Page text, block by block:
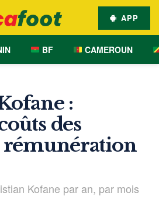
APP
BF CAMEROUN
:
des
rémunération
Kofane par an, par mois